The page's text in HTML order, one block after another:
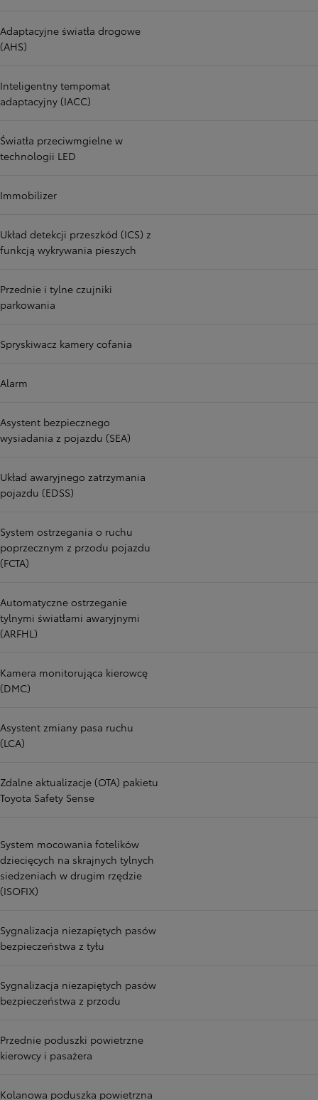
Adaptacyjne światła drogowe
(AHS)
Inteligentny tempomat
adaptacyjny (IACC)
Światła przeciwmgielne w
technologii LED
Immobilizer
Układ detekcji przeszkód (ICS) z
funkcją wykrywania pieszych
Przednie i tylne czujniki
parkowania
Spryskiwacz kamery cofania
Alarm
Asystent bezpiecznego
wysiadania z pojazdu (SEA)
Układ awaryjnego zatrzymania
pojazdu (EDSS)
System ostrzegania o ruchu
poprzecznym z przodu pojazdu
(FCTA)
Automatyczne ostrzeganie
tylnymi światłami awaryjnymi
(ARFHL)
Kamera monitorująca kierowcę
(DMC)
Asystent zmiany pasa ruchu
(LCA)
Zdalne aktualizacje (OTA) pakietu
Toyota Safety Sense
System mocowania fotelików
dziecięcych na skrajnych tylnych
siedzeniach w drugim rzędzie
(ISOFIX)
Sygnalizacja niezapiętych pasów
bezpieczeństwa z tyłu
Sygnalizacja niezapiętych pasów
bezpieczeństwa z przodu
Przednie poduszki powietrzne
kierowcy i pasażera
Kolanowa poduszka powietrzna